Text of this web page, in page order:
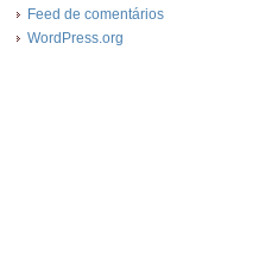
Feed de comentários
WordPress.org